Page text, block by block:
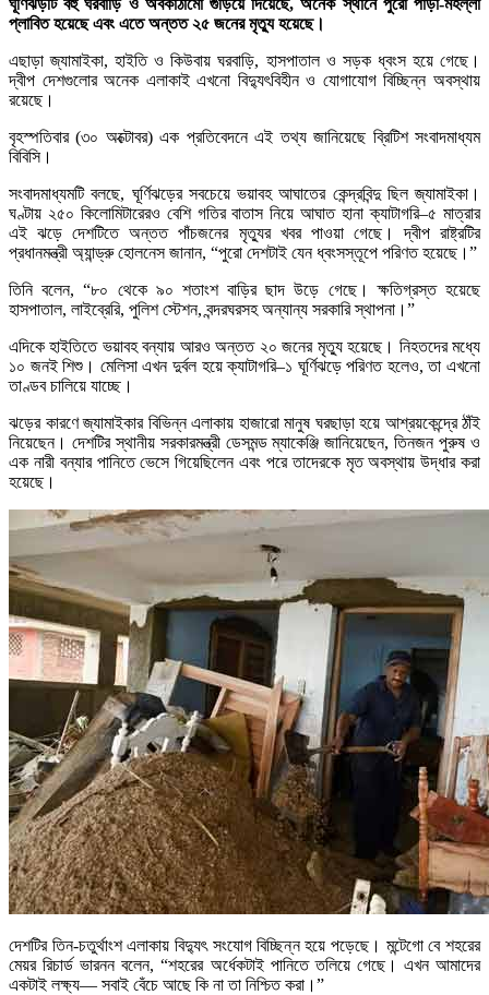
ঘূর্ণিঝড়টি বহু ঘরবাড়ি ও অবকাঠামো গুঁড়িয়ে দিয়েছে, অনেক স্থানে পুরো পাড়া-মহল্লা
প্লাবিত হয়েছে এবং এতে অন্তত ২৫ জনের মৃত্যু হয়েছে।
এছাড়া জ্যামাইকা, হাইতি ও কিউবায় ঘরবাড়ি, হাসপাতাল ও সড়ক ধ্বংস হয়ে গেছে।
দ্বীপ দেশগুলোর অনেক এলাকাই এখনো বিদ্যুৎবিহীন ও যোগাযোগ বিচ্ছিন্ন অবস্থায়
রয়েছে।
বৃহস্পতিবার (৩০ অক্টোবর) এক প্রতিবেদনে এই তথ্য জানিয়েছে ব্রিটিশ সংবাদমাধ্যম
বিবিসি।
সংবাদমাধ্যমটি বলছে, ঘূর্ণিঝড়ের সবচেয়ে ভয়াবহ আঘাতের কেন্দ্রবিন্দু ছিল জ্যামাইকা।
ঘণ্টায় ২৫০ কিলোমিটারেরও বেশি গতির বাতাস নিয়ে আঘাত হানা ক্যাটাগরি–৫ মাত্রার
এই ঝড়ে দেশটিতে অন্তত পাঁচজনের মৃত্যুর খবর পাওয়া গেছে। দ্বীপ রাষ্ট্রটির
প্রধানমন্ত্রী অ্যান্ড্রু হোলনেস জানান, “পুরো দেশটাই যেন ধ্বংসস্তূপে পরিণত হয়েছে।”
তিনি বলেন, “৮০ থেকে ৯০ শতাংশ বাড়ির ছাদ উড়ে গেছে। ক্ষতিগ্রস্ত হয়েছে
হাসপাতাল, লাইব্রেরি, পুলিশ স্টেশন, বন্দরঘরসহ অন্যান্য সরকারি স্থাপনা।”
এদিকে হাইতিতে ভয়াবহ বন্যায় আরও অন্তত ২০ জনের মৃত্যু হয়েছে। নিহতদের মধ্যে
১০ জনই শিশু। মেলিসা এখন দুর্বল হয়ে ক্যাটাগরি–১ ঘূর্ণিঝড়ে পরিণত হলেও, তা এখনো
তাণ্ডব চালিয়ে যাচ্ছে।
ঝড়ের কারণে জ্যামাইকার বিভিন্ন এলাকায় হাজারো মানুষ ঘরছাড়া হয়ে আশ্রয়কেন্দ্রে ঠাঁই
নিয়েছেন। দেশটির স্থানীয় সরকারমন্ত্রী ডেসমন্ড ম্যাকেঞ্জি জানিয়েছেন, তিনজন পুরুষ ও
এক নারী বন্যার পানিতে ভেসে গিয়েছিলেন এবং পরে তাদেরকে মৃত অবস্থায় উদ্ধার করা
হয়েছে।
দেশটির তিন-চতুর্থাংশ এলাকায় বিদ্যুৎ সংযোগ বিচ্ছিন্ন হয়ে পড়েছে। মন্টেগো বে শহরের
মেয়র রিচার্ড ভারনন বলেন, “শহরের অর্ধেকটাই পানিতে তলিয়ে গেছে। এখন আমাদের
একটাই লক্ষ্য— সবাই বেঁচে আছে কি না তা নিশ্চিত করা।”